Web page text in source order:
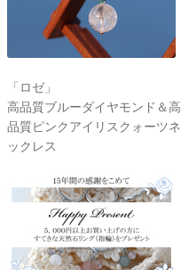
「ロゼ」
高品質ブルーダイヤモンド＆高
品質ピンクアイリスクォーツネ
ックレス